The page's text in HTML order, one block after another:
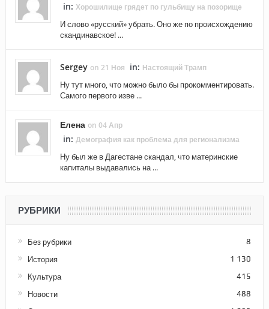
in: Хорошилище грядет по гульбищу на позорище
И слово «русский» убрать. Оно же по происхождению
скандинавское! ...
Sergey on 21 Ноя in: Настоящий Трамп
Ну тут много, что можно было бы прокомментировать.
Самого первого изве ...
Елена on 04 Апр
in: Демография как проблема для регионализма
Ну был же в Дагестане скандал, что материнские
капиталы выдавались на ...
РУБРИКИ
Без рубрики 8
История 1 130
Культура 415
Новости 488